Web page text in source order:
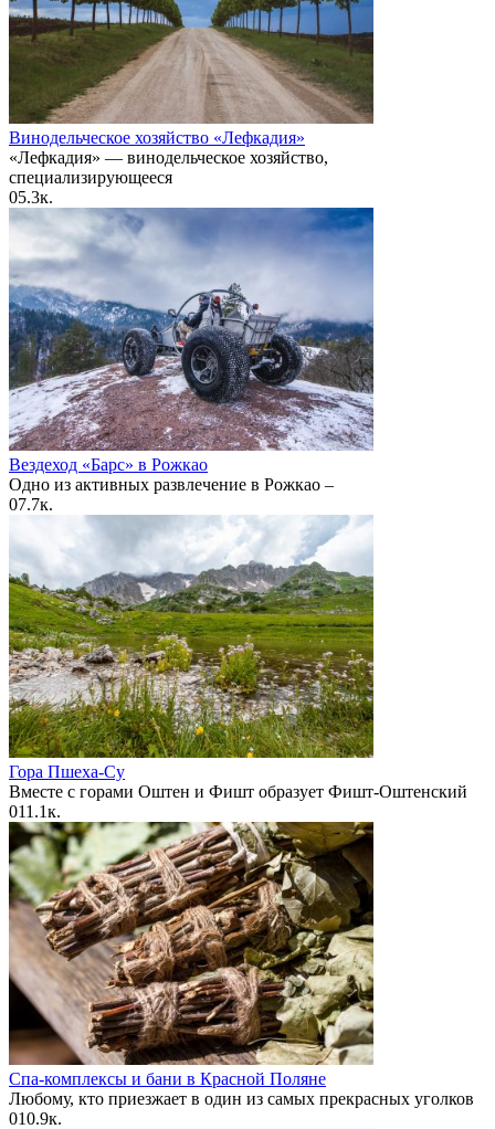
Винодельческое хозяйство «Лефкадия»
«Лефкадия» — винодельческое хозяйство,
специализирующееся
05.3к.
Вездеход «Барс» в Рожкао
Одно из активных развлечение в Рожкао –
07.7к.
Гора Пшеха-Су
Вместе с горами Оштен и Фишт образует Фишт-Оштенский
011.1к.
Спа-комплексы и бани в Красной Поляне
Любому, кто приезжает в один из самых прекрасных уголков
010.9к.